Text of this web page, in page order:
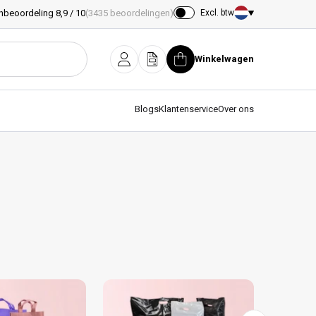
8,9 / 10(3435 beoordelingen) Excl. btw
Land/regio
InloggenOfferteWinkelwagen
Winkelwagen
BlogsKlantenserviceOver ons